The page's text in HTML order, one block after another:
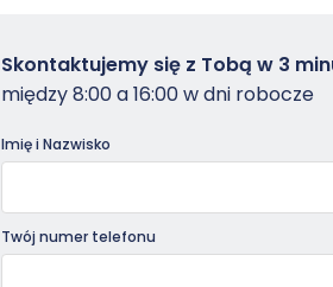
Zamowterminal
-
Skontaktujemy się z Tobą w 3
między 8:00 a 16:00 w dni robocze
Imię i Nazwisko
Twój numer telefonu